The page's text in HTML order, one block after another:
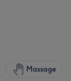
Massage